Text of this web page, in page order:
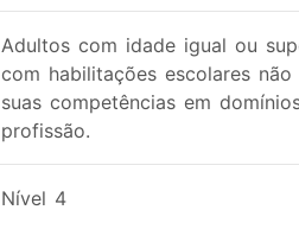
Adultos com idade igual ou
com habilitações escolares
suas competências em
profissão.
Nível 4